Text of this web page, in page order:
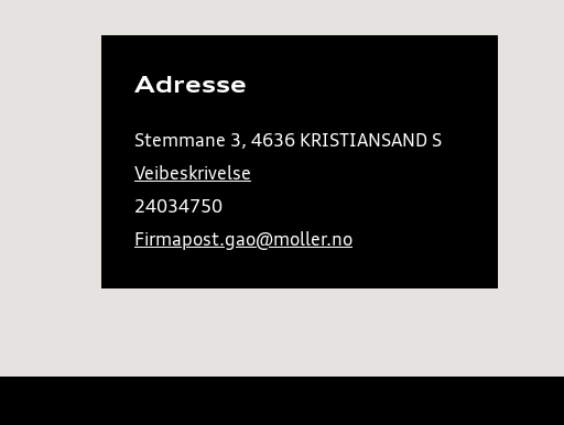
Adresse
Stemmane 3, 4636 KRISTIANSAND S
Veibeskrivelse
24034750
Firmapost.gao@moller.no